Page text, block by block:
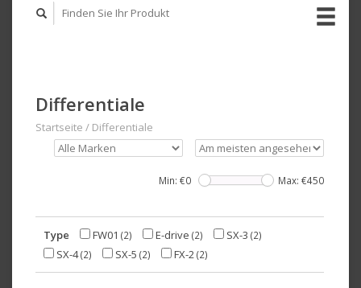
Differentiale
Startseite / Differentiale
Min: €0 Max: €450
Type FW01 (2) E-drive (2) SX-3 (2)
SX-4(2) SX-5 (2) FX-2(2)